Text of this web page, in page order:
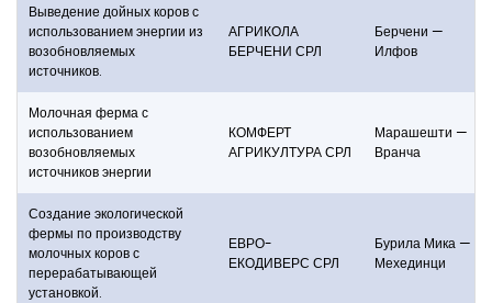
Выведение дойных коров с
использованием энергии из
возобновляемых
источников.
АГРИКОЛА
БЕРЧЕНИ СРЛ
Берчени —
Илфов
Молочная ферма с
использованием
возобновляемых
источников энергии
КОМФЕРТ
АГРИКУЛТУРА СРЛ
Марашешти —
Вранча
Создание экологической
фермы по производству
молочных коров с
перерабатывающей
установкой.
ЕВРО-
ЕКОДИВЕРС СРЛ
Бурила Мика —
Мехединци